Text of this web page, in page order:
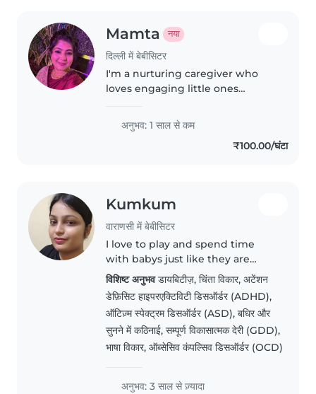
Mamta नया
दिल्ली में बेबीसिटर
I'm a nurturing caregiver who
loves engaging little ones
music. I offer reliable childcare
with a focus on creativity and
patience. At my cosy home, I..
अनुभव: 1 साल से कम
₹100.00/घंटा
Kumkum
वाराणसी में बेबीसिटर
I love to play and spend time
with babys just like they are
mine
विशिष्ट अनुभवडायबिटीज़, चिंता विकार, अटेंशन
डेफ़िसिट हाइपरएक्टिविटी डिसऑर्डर (ADHD),
ऑटिज़्म स्पेक्ट्रम डिसऑर्डर (ASD), बधिर और
सुनने में कठिनाई, सम्पूर्ण विकासात्मक देरी (GDD),
भाषा विकार, ऑब्सेसिव कंपल्सिव डिसऑर्डर (OCD)
अनुभव: 3 साल से ज़्यादा